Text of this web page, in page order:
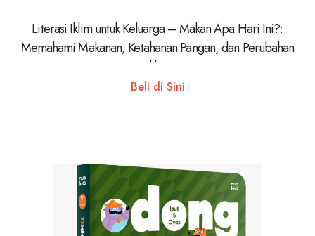
Literasi Iklim untuk Keluarga – Makan Apa Hari Ini?:
Memahami Makanan, Ketahanan Pangan, dan Perubahan
Iklim
Beli di Sini